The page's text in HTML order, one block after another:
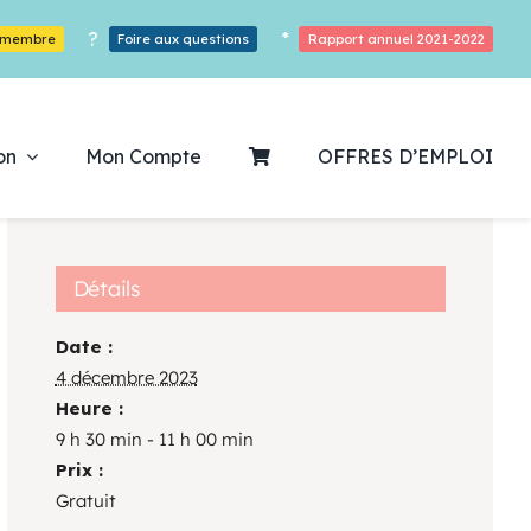
? Foire aux questions * Rapport annuel 2021-2022
notre
Des Heures De Plaisirs!
Mon Compte OFFRES D’EMPLOI
Détails
Date :
4 décembre 2023
Heure :
9 h 30 min - 11 h 00 min
Prix :
Gratuit